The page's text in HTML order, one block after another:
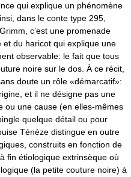
qui explique un phénomène
dans le conte type 295,
c’est une promenade
du haricot qui explique une
observable: le fait que tous
noire sur le dos. À ce récit,
doute un rôle «démarcatif»:
et il ne désigne pas une
ou une cause (en elles-mêmes
quelque détail ou pour
Ténèze distingue en outre
construits en fonction de
fin étiologique extrinsèque où
(la petite couture noire) à